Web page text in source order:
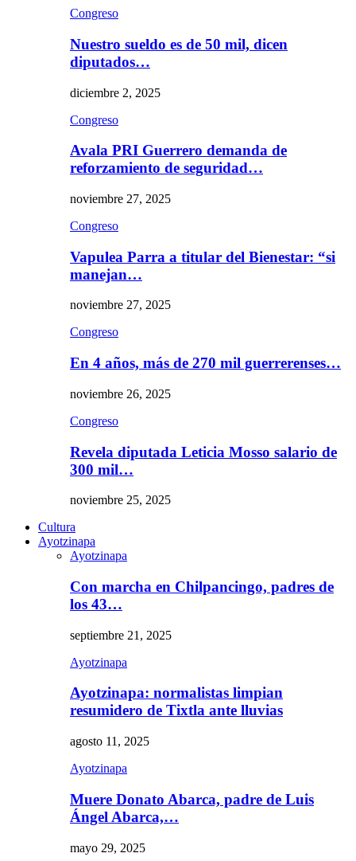
Congreso
Nuestro sueldo es de 50 mil, dicen
diputados…
diciembre 2, 2025
Congreso
Avala PRI Guerrero demanda de
reforzamiento de seguridad…
noviembre 27, 2025
Congreso
Vapulea Parra a titular del Bienestar: “si
manejan…
noviembre 27, 2025
Congreso
En 4 años, más de 270 mil guerrerenses…
noviembre 26, 2025
Congreso
Revela diputada Leticia Mosso salario de
300 mil…
noviembre 25, 2025
Cultura
Ayotzinapa
Ayotzinapa
Con marcha en Chilpancingo, padres de
los 43…
septiembre 21, 2025
Ayotzinapa
Ayotzinapa: normalistas limpian
resumidero de Tixtla ante lluvias
agosto 11, 2025
Ayotzinapa
Muere Donato Abarca, padre de Luis
Ángel Abarca,…
mayo 29, 2025